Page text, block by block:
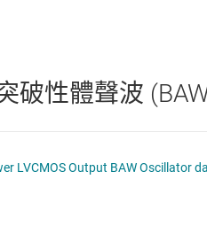
邏輯和電壓轉換
電池管理 IC
網路同步器
產生器
破性體聲波
Q1 Low Power LVCMOS Output BAW